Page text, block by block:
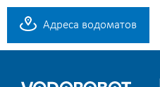
Адреса водоматов